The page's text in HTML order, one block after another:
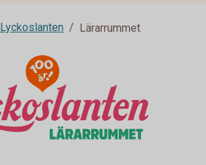
Lyckoslanten Lärarrummet